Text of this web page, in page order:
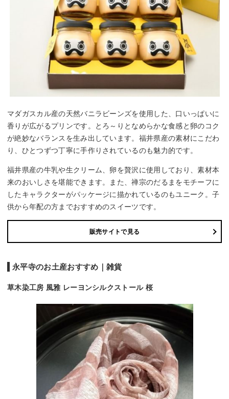
マダガスカル産の天然バニラビーンズを使用した、口いっぱいに
香りが広がるプリンです。とろ～りとなめらかな食感と卵のコク
が絶妙なバランスを生み出しています。福井県産の素材にこだわ
り、ひとつずつ丁寧に手作りされているのも魅力的です。
福井県産の牛乳や生クリーム、卵を贅沢に使用しており、素材本
来のおいしさを堪能できます。また、禅宗のだるまをモチーフに
したキャラクターがパッケージに描かれているのもユニーク。子
供から年配の方までおすすめのスイーツです。
販売サイトで見る
永平寺のお土産おすすめ｜雑貨
草木染工房 風雅 レーヨンシルクストール 桜